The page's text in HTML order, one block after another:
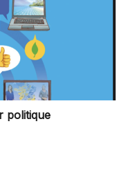
politique